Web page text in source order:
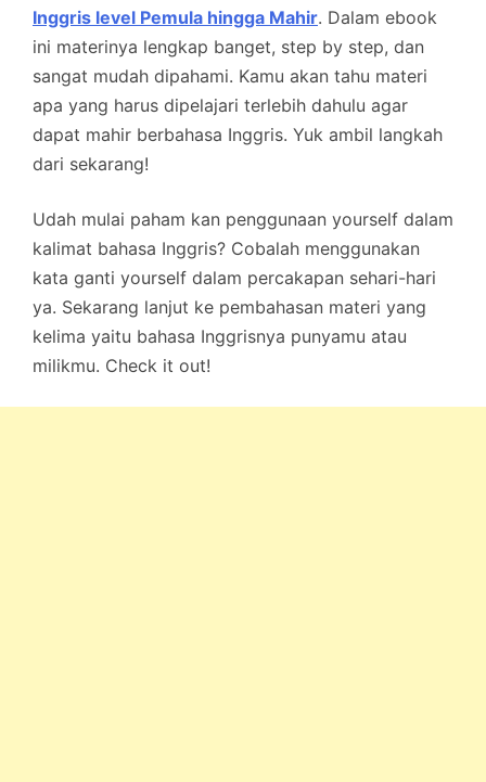
Inggris level Pemula hingga Mahir. Dalam ebook
ini materinya lengkap banget, step by step, dan
sangat mudah dipahami. Kamu akan tahu materi
apa yang harus dipelajari terlebih dahulu agar
dapat mahir berbahasa Inggris. Yuk ambil langkah
dari sekarang!
Udah mulai paham kan penggunaan yourself dalam
kalimat bahasa Inggris? Cobalah menggunakan
kata ganti yourself dalam percakapan sehari-hari
ya. Sekarang lanjut ke pembahasan materi yang
kelima yaitu bahasa Inggrisnya punyamu atau
milikmu. Check it out!